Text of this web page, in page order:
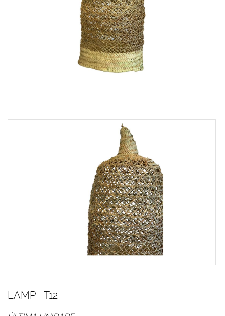
LAMP - T12